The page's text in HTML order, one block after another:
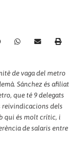
de vaga del metro
Sánchez és afiliat
que té 9 delegats
reivindicacions dels
qui és molt crític, i
de salaris entre